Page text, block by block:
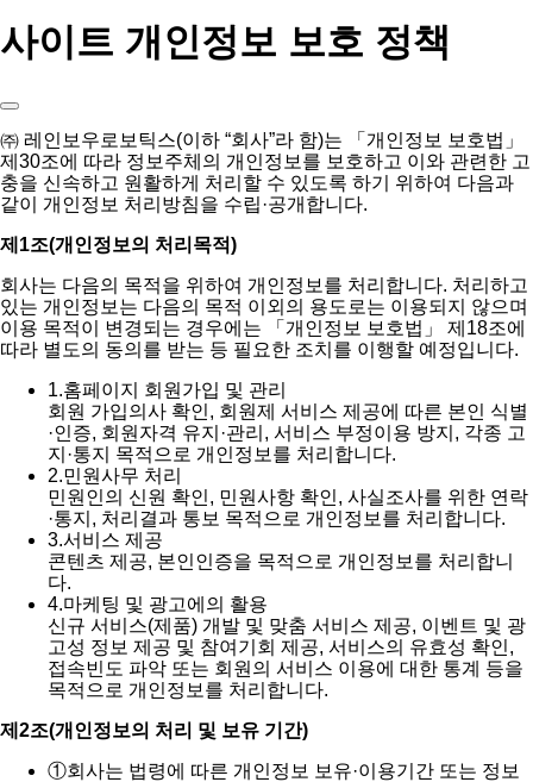
사이트 개인정보 보호 정책
㈜ 레인보우로보틱스(이하 “회사”라 함)는 「개인정보 보호법」
제30조에 따라 정보주체의 개인정보를 보호하고 이와 관련한 고
충을 신속하고 원활하게 처리할 수 있도록 하기 위하여 다음과
같이 개인정보 처리방침을 수립·공개합니다.
제1조(개인정보의 처리목적)
회사는 다음의 목적을 위하여 개인정보를 처리합니다. 처리하고
있는 개인정보는 다음의 목적 이외의 용도로는 이용되지 않으며
이용 목적이 변경되는 경우에는 「개인정보 보호법」 제18조에
따라 별도의 동의를 받는 등 필요한 조치를 이행할 예정입니다.
1.홈페이지 회원가입 및 관리
회원 가입의사 확인, 회원제 서비스 제공에 따른 본인 식별
·인증, 회원자격 유지·관리, 서비스 부정이용 방지, 각종 고
지·통지 목적으로 개인정보를 처리합니다.
2.민원사무 처리
민원인의 신원 확인, 민원사항 확인, 사실조사를 위한 연락
·통지, 처리결과 통보 목적으로 개인정보를 처리합니다.
3.서비스 제공
콘텐츠 제공, 본인인증을 목적으로 개인정보를 처리합니
다.
4.마케팅 및 광고에의 활용
신규 서비스(제품) 개발 및 맞춤 서비스 제공, 이벤트 및 광
고성 정보 제공 및 참여기회 제공, 서비스의 유효성 확인,
접속빈도 파악 또는 회원의 서비스 이용에 대한 통계 등을
목적으로 개인정보를 처리합니다.
제2조(개인정보의 처리 및 보유 기간)
①회사는 법령에 따른 개인정보 보유·이용기간 또는 정보